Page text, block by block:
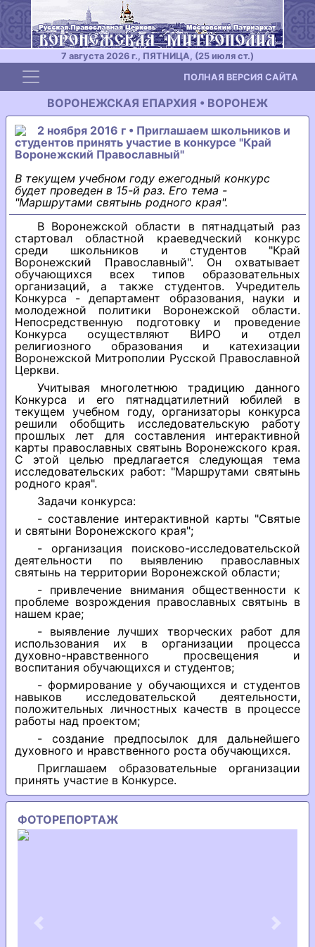
7 августа 2026 г., ПЯТНИЦА, (25 июля ст.)
Toggle navigation ПОЛНАЯ ВЕРСИЯ САЙТА
ВОРОНЕЖСКАЯ ЕПАРХИЯ • ВОРОНЕЖ
2 ноября 2016 г • Приглашаем школьников и
студентов принять участие в конкурсе "Край
Воронежский Православный"
В текущем учебном году ежегодный конкурс
будет проведен в 15-й раз. Его тема -
"Маршрутами святынь родного края".
В Воронежской области в пятнадцатый раз
стартовал областной краеведческий конкурс
среди школьников и студентов "Край
Воронежский Православный". Он охватывает
обучающихся всех типов образовательных
организаций, а также студентов. Учредитель
Конкурса - департамент образования, науки и
молодежной политики Воронежской области.
Непосредственную подготовку и проведение
Конкурса осуществляют ВИРО и отдел
религиозного образования и катехизации
Воронежской Митрополии Русской Православной
Церкви.
Учитывая многолетнюю традицию данного
Конкурса и его пятнадцатилетний юбилей в
текущем учебном году, организаторы конкурса
решили обобщить исследовательскую работу
прошлых лет для составления интерактивной
карты православных святынь Воронежского края.
С этой целью предлагается следующая тема
исследовательских работ: "Маршрутами святынь
родного края".
Задачи конкурса:
- составление интерактивной карты "Святые
и святыни Воронежского края";
- организация поисково-исследовательской
деятельности по выявлению православных
святынь на территории Воронежской области;
- привлечение внимания общественности к
проблеме возрождения православных святынь в
нашем крае;
- выявление лучших творческих работ для
использования их в организации процесса
духовно-нравственного просвещения и
воспитания обучающихся и студентов;
- формирование у обучающихся и студентов
навыков исследовательской деятельности,
положительных личностных качеств в процессе
работы над проектом;
- создание предпосылок для дальнейшего
духовного и нравственного роста обучающихся.
Приглашаем образовательные организации
принять участие в Конкурсе.
ФОТОРЕПОРТАЖ
Previous Next